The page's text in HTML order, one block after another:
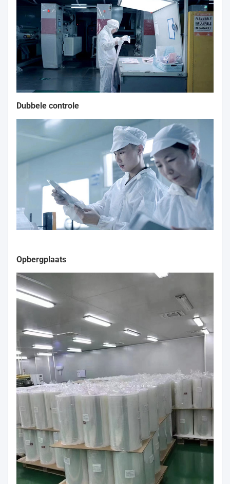
Dubbele controle
Opbergplaats